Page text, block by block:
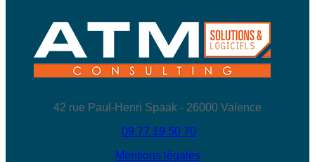
42 rue Paul-Henri Spaak - 26000 Valence
09 77 19 50 70
Mentions légales